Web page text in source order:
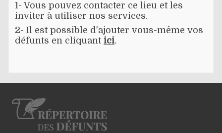
1- Vous pouvez contacter ce lieu et les
inviter à utiliser nos services.
2- Il est possible d'ajouter vous-même vos
défunts en cliquant ici.